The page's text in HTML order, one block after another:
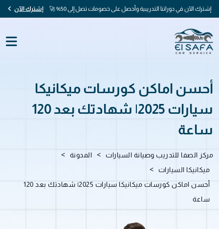
إشترك الآن في دوراتنا التدريبية وأحصل على خصومات تصل إلى 50% 🚀 إشترك الآن
أحسن اماكن كورسات ميكانيكا
سيارات 2025| شهادتك بعد 120
ساعة
مركز الصفا للتدريب وصيانة السيارات > المدونة >
ميكانيكا السيارات >
أحسن اماكن كورسات ميكانيكا سيارات 2025| شهادتك بعد 120
ساعة